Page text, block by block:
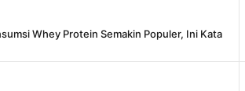
Whey Protein Semakin Populer, Ini Kata